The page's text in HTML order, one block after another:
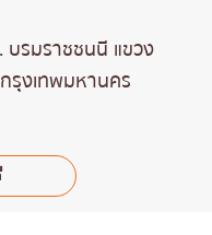
บรมราชชนนี แขวง
งเทพมหานคร